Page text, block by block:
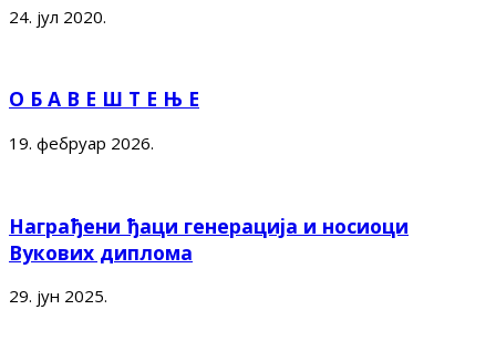
24. јул 2020.
О Б А В Е Ш Т Е Њ Е
19. фебруар 2026.
Награђени ђаци генерација и носиоци
Вукових диплома
29. јун 2025.